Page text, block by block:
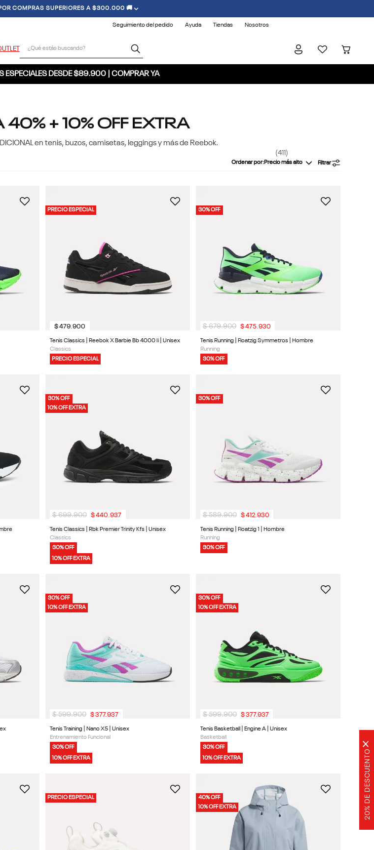
COMPRAS SUPERIORES A $300.000 🚚
Seguimiento del pedido Ayuda Tiendas Nosotros
ESPECIALES DESDE $89.900 | COMPRAR YA
40% + 10% OFF EXTRA
en tenis, buzos, camisetas, leggings y más de Reebok.
411
Ordenar por Precio más alto Filtrar
PRECIO ESPECIAL
Tenis Classics | Reebok X Barbie Bb 4000 Ii | Unisex
Classics
PRECIO ESPECIAL
$479.900
30% OFF
Tenis Running | Floatzig Symmetros | Hombre
Running
30% OFF
$ 679.900 $475.930
30% OFF
10% OFF EXTRA
Tenis Classics | Rbk Premier Trinity Kfs | Unisex
Classics
30% OFF
10% OFF EXTRA
$ 699.900 $440.937
30% OFF
Tenis Running | Floatzig 1 | Hombre
Running
30% OFF
$ 589.900 $412.930
30% OFF
10% OFF EXTRA
Tenis Training | Nano X5 | Unisex
Entrenamiento Funcional
30% OFF
10% OFF EXTRA
$ 599.900 $377.937
30% OFF
10% OFF EXTRA
Tenis Basketball | Engine A | Unisex
Basketball
30% OFF
10% OFF EXTRA
$ 599.900 $377.937
PRECIO ESPECIAL
40% OFF
10% OFF EXTRA